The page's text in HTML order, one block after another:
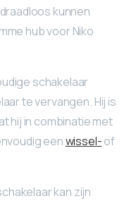
kunnen
hub voor Niko
schakelaar
te vervangen. Hij is
hij in combinatie met
eenwissel-of
kan zijn